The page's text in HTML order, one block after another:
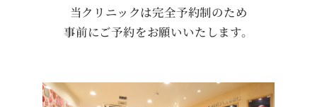
当クリニックは完全予約制のため
事前にご予約をお願いいたします。